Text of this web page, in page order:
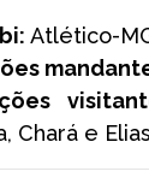
Atlético-
Chará e Elias